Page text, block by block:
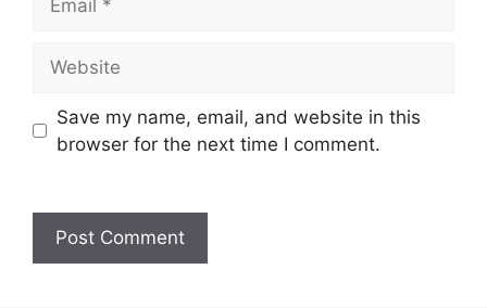
Save my name, email, and website in this
browser for the next time I comment.